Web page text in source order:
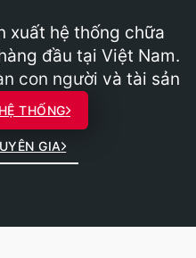
xuất hệ thống chữa
đầu tại Việt Nam.
con người và tài sản
THỐNG
GIA